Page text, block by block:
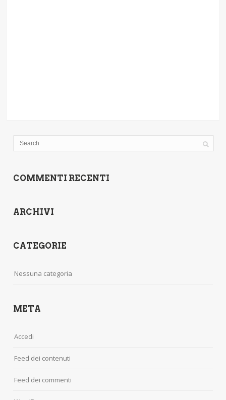
COMMENTI RECENTI
ARCHIVI
CATEGORIE
Nessuna categoria
META
Accedi
Feed dei contenuti
Feed dei commenti